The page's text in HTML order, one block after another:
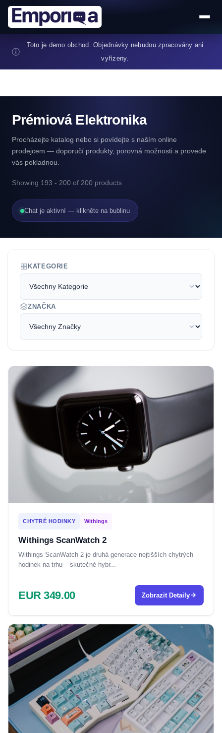
Přejít k hlavnímu obsahu
ⓘ
Toto je demo obchod. Objednávky nebudou zpracovány ani
vyřízeny.
Prémiová Elektronika
Procházejte katalog nebo si povídejte s naším online
prodejcem — doporučí produkty, porovná možnosti a provede
vás pokladnou.
Showing 193 - 200 of 200 products
Chat je aktivní — klikněte na bublinu
KATEGORIE
ZNAČKA
CHYTRÉ HODINKY Withings
Withings ScanWatch 2
Withings ScanWatch 2 je druhá generace nejtišších chytrých
hodinek na trhu – skutečné hybr...
EUR 349.00 Zobrazit Detaily